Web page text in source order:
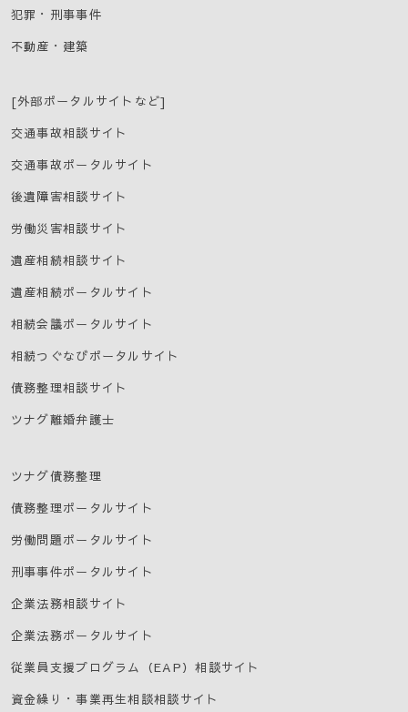
利用停止等についてご本人からお申出があった場合、お申
出いただいた方がご本人であることを確認のうえ、個人情
アクセス解析ツールについて
本サイトでは、Googleによるアクセス解析ツール「Googl
このGoogleアナリティクスはトラフィックデータの収集の
ためにCookieを使用しています。
このトラフィックデータは匿名で収集されており、個人を
特定するものではありません。
とができますので、お使いのブラウザの設定をご確認くだ
さい。この規約に関して、詳しくは「
クス利用規約
」をご覧ください。
法令、規範の遵守と見直し
当事務所は、保有する個人情報に関して適用される日本の
を適宜見直し、その改善に努めます。
ご連絡ください。
事務所：弁護士法人 宇都宮東法律事務所
住 所：栃木県宇都宮市東宿郷4-1-20山口ビル４階
TEL：028-612-6070
犯罪・刑事事件
不動産・建築
[外部ポータルサイトなど]
交通事故相談サイト
交通事故ポータルサイト
後遺障害相談サイト
労働災害相談サイト
遺産相続相談サイト
遺産相続ポータルサイト
相続会議ポータルサイト
相続つぐなびポータルサイト
債務整理相談サイト
ツナグ離婚弁護士
ツナグ債務整理
債務整理ポータルサイト
労働問題ポータルサイト
刑事事件ポータルサイト
企業法務相談サイト
企業法務ポータルサイト
従業員支援プログラム（EAP）相談サイト
資金繰り・事業再生相談相談サイト